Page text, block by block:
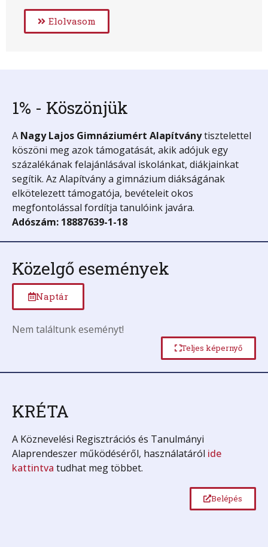
Elolvasom
1% - Köszönjük
A Nagy Lajos Gimnáziumért Alapítványtisztelettel
köszöni meg azok támogatását, akik adójuk egy
százalékának felajánlásával iskolánkat, diákjainkat
segítik. Az Alapítvány a gimnázium diákságának
elkötelezett támogatója, bevételeit okos
megfontolással fordítja tanulóink javára.
Adószám: 18887639-1-18
Közelgő események
Naptár
Nem találtunk eseményt!
Teljes képernyő
KRÉTA
A Köznevelési Regisztrációs és Tanulmányi
Alaprendeszer működéséről, használatáról ide
kattintva tudhat meg többet.
Belépés